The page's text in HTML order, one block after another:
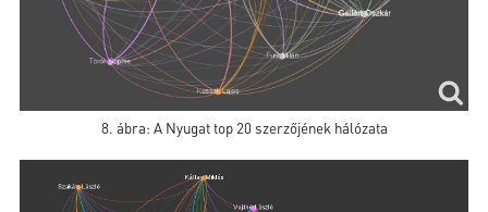
8. ábra: A Nyugat top 20 szerzőjének hálózata